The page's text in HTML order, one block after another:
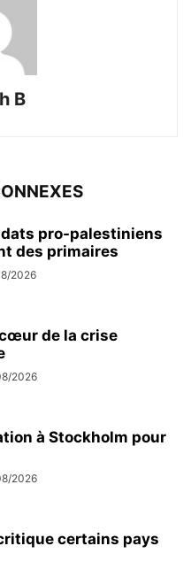
B
pro-palestiniens
des primaires
2026
de la crise
2026
à Stockholm pour
2026
certains pays